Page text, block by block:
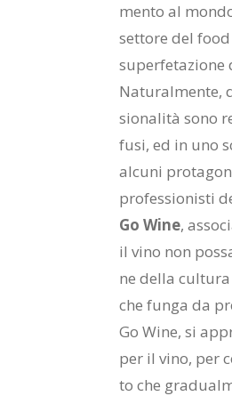
men­to al
set­to­re del
su­per­fe­ta­zio­ne
Na­tu­ral­men­te,
sio­na­li­tà sono
fu­si, ed in uno
al­cu­ni
pro­fes­sio­ni­sti
Go Wine,
il vino non
ne del­la
che fun­ga da
Go Wine, si
per il vino, per
to che